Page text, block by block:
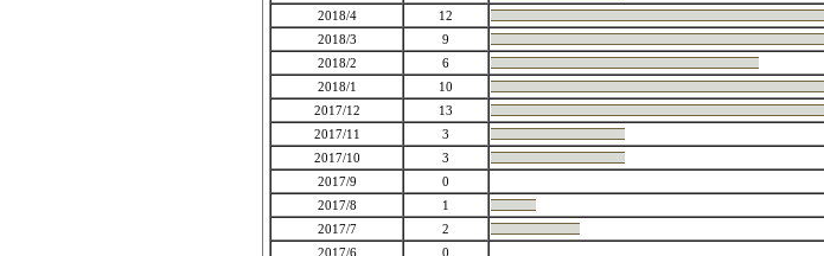
2018/4
12
2018/3
9
2018/2
6
2018/1
10
2017/12
13
2017/11
3
2017/10
3
2017/9
0
2017/8
1
2017/7
2
2017/6
0